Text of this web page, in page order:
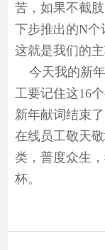
苦，如果不截
下步推出的N个
这就是我们的主
今天我的新年
工要记住这16
新年献词结束
在线员工敬天
类，普度众生
杯。